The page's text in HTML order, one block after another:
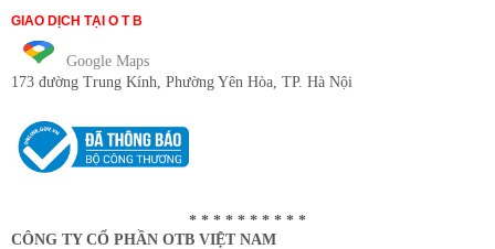
GIAO DỊCH TẠI O T B
Google Maps
173 đường Trung Kính, Phường Yên Hòa, TP. Hà Nội
* * * * * * * * * *
CÔNG TY CỔ PHẦN OTB VIỆT NAM